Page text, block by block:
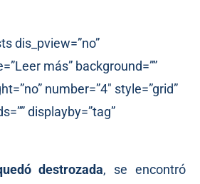
dis_pview=”no”
más” background=””
number=”4″ style=”grid”
displayby=”tag”
destrozada, se encontró